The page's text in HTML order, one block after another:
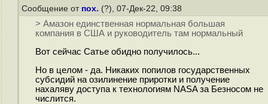
Сообщение от пох. (?), 07-Дек-22, 09:38
> Амазон единственная нормальная большая
компания в США и руководитель там нормальный
Вот сейчас Сатье обидно получилось...
Но в целом - да. Никаких попилов государственных
субсидий на озилинение приротки и получение
нахаляву доступа к технологиям NASA за Безносом не
числится.